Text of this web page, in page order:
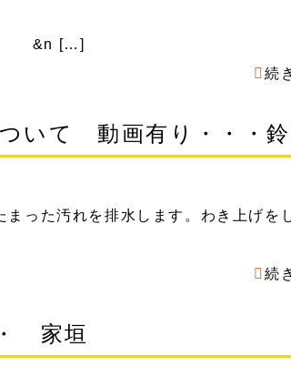
。 &n […]
続
いて 動画有り・・・
った汚れを排水します。わき上げを
続
家垣